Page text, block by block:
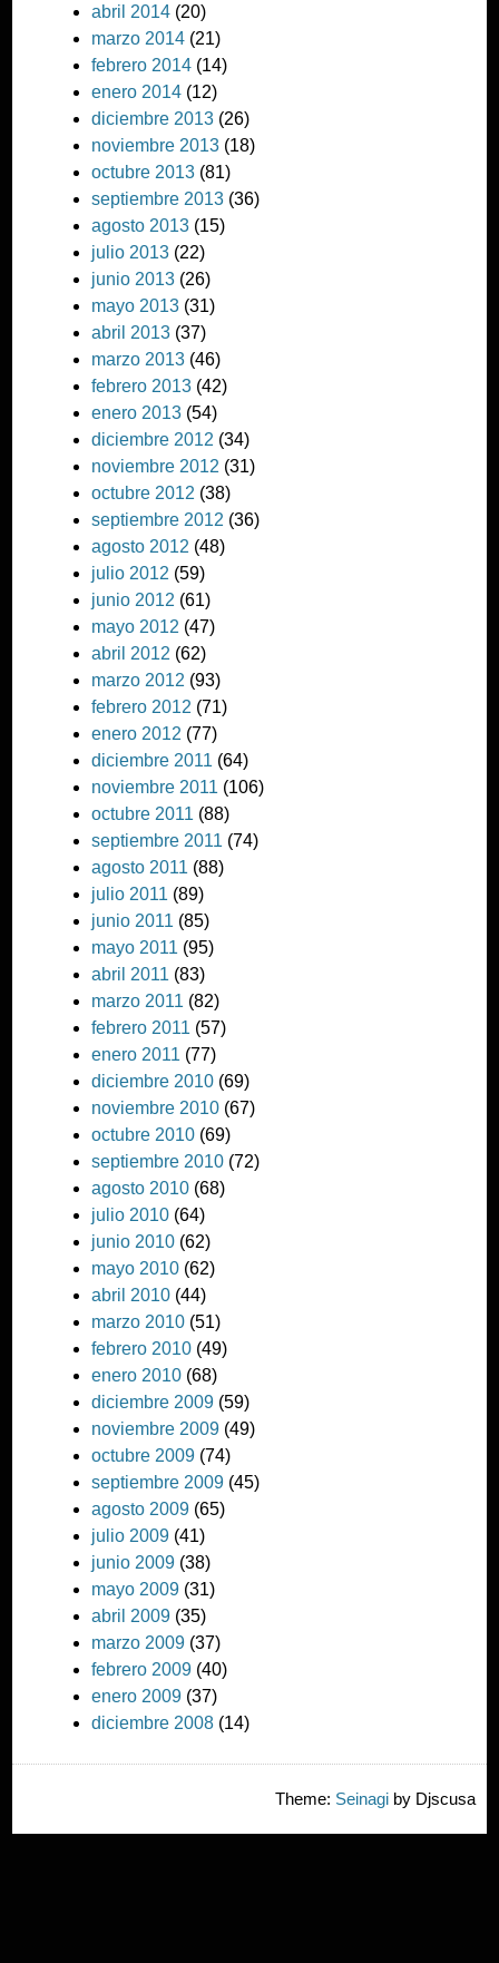
abril 2014 (20)
marzo 2014 (21)
febrero 2014 (14)
enero 2014 (12)
diciembre 2013 (26)
noviembre 2013 (18)
octubre 2013 (81)
septiembre 2013 (36)
agosto 2013 (15)
julio 2013 (22)
junio 2013 (26)
mayo 2013 (31)
abril 2013 (37)
marzo 2013 (46)
febrero 2013 (42)
enero 2013 (54)
diciembre 2012 (34)
noviembre 2012 (31)
octubre 2012 (38)
septiembre 2012 (36)
agosto 2012 (48)
julio 2012 (59)
junio 2012 (61)
mayo 2012 (47)
abril 2012 (62)
marzo 2012 (93)
febrero 2012 (71)
enero 2012 (77)
diciembre 2011 (64)
noviembre 2011 (106)
octubre 2011 (88)
septiembre 2011 (74)
agosto 2011 (88)
julio 2011 (89)
junio 2011 (85)
mayo 2011 (95)
abril 2011 (83)
marzo 2011 (82)
febrero 2011 (57)
enero 2011 (77)
diciembre 2010 (69)
noviembre 2010 (67)
octubre 2010 (69)
septiembre 2010 (72)
agosto 2010 (68)
julio 2010 (64)
junio 2010 (62)
mayo 2010 (62)
abril 2010 (44)
marzo 2010 (51)
febrero 2010 (49)
enero 2010 (68)
diciembre 2009 (59)
noviembre 2009 (49)
octubre 2009 (74)
septiembre 2009 (45)
agosto 2009 (65)
julio 2009 (41)
junio 2009 (38)
mayo 2009 (31)
abril 2009 (35)
marzo 2009 (37)
febrero 2009 (40)
enero 2009 (37)
diciembre 2008 (14)
Theme: Seinagiby Djscusa